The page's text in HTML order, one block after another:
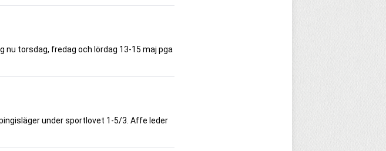
nu torsdag, fredag och lördag 13-15 maj pga
under sportlovet 1-5/3. Affe leder